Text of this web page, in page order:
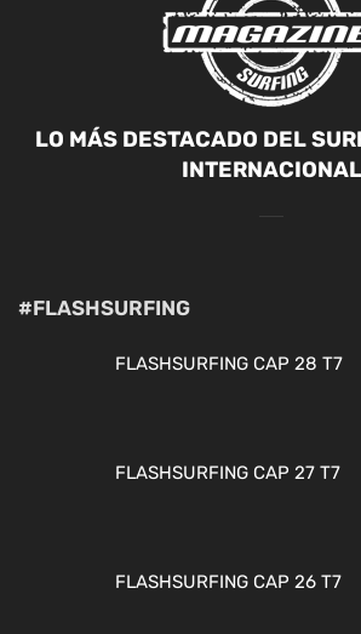
LO MÁS DESTACADO DEL
INTERNACIONAL
#FLASHSURFING
FLASHSURFING CAP 28 T7
FLASHSURFING CAP 27 T7
FLASHSURFING CAP 26 T7